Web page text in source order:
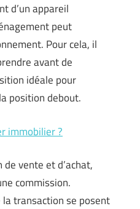
d’un appareil
peut
Pour cela, il
avant de
idéale pour
position debout.
immobilier ?
de vente et d’achat,
commission.
transaction se posent